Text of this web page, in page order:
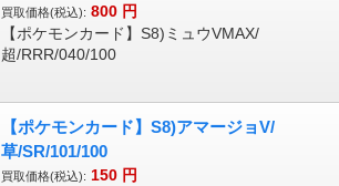
買取価格(税込): 800 円
【ポケモンカード】S8)ミュウVMAX/
超/RRR/040/100
【ポケモンカード】S8)アマージョV/
草/SR/101/100
買取価格(税込): 150 円